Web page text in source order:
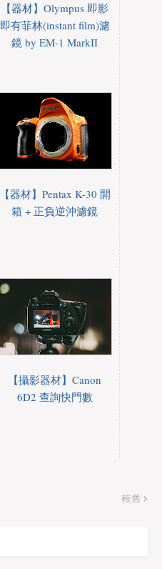
【器材】Olympus 即影
即有菲林(instant film)濾
鏡 by EM-1 MarkII
【器材】Pentax K-30 開
箱 + 正負逆沖濾鏡
【攝影器材】Canon
6D2 查詢快門數
較舊